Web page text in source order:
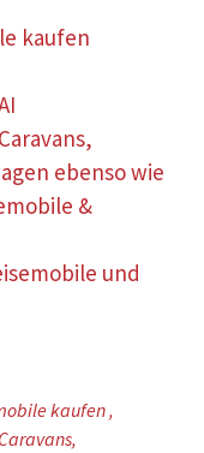
kaufen
ebenso wie
&
und
kaufen ,